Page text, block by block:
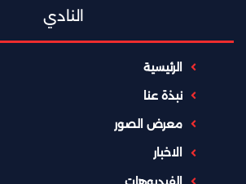
النادي
الرئيسية
نبذة عنا
معرض الصور
الاخبار